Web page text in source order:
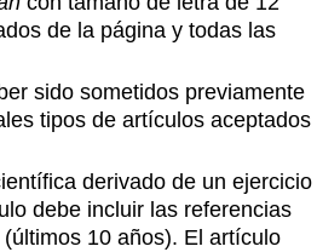
de la página y todas las
sido sometidos previamente
tipos de artículos aceptados
derivado de un ejercicio
debe incluir las referencias
10 años). El artículo